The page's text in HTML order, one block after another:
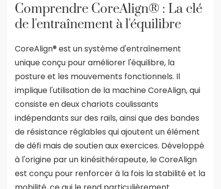
Comprendre CoreAlign® : La clé
de l'entraînement à l'équilibre
CoreAlign® est un système d'entraînement
unique conçu pour améliorer l'équilibre, la
posture et les mouvements fonctionnels. Il
implique l'utilisation de la machine CoreAlign, qui
consiste en deux chariots coulissants
indépendants sur des rails, ainsi que des bandes
de résistance réglables qui ajoutent un élément
de défi mais de soutien aux exercices. Développé
à l'origine par un kinésithérapeute, le CoreAlign
est conçu pour renforcer à la fois la stabilité et la